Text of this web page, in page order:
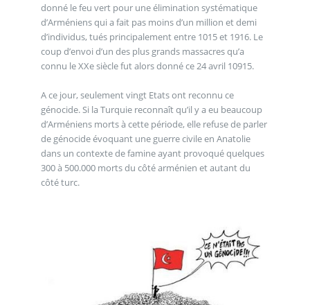
donné le feu vert pour une élimination systématique
d’Arméniens qui a fait pas moins d’un million et demi
d’individus, tués principalement entre 1015 et 1916. Le
coup d’envoi d’un des plus grands massacres qu’a
connu le XXe siècle fut alors donné ce 24 avril 10915.
A ce jour, seulement vingt Etats ont reconnu ce
génocide. Si la Turquie reconnaît qu’il y a eu beaucoup
d’Arméniens morts à cette période, elle refuse de parler
de génocide évoquant une guerre civile en Anatolie
dans un contexte de famine ayant provoqué quelques
300 à 500.000 morts du côté arménien et autant du
côté turc.